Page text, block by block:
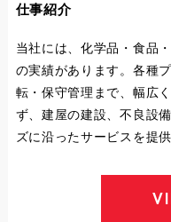
仕事紹介
当社には、化学品・食品
の実績があります。各種
転・保守管理まで、幅広
ず、建屋の建設、不良設
ズに沿ったサービスを提